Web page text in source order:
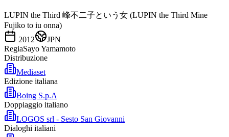
LUPIN the Third 峰不二子という女 (LUPIN the Third Mine
Fujiko to iu onna)
2012
JPN
RegiaSayo Yamamoto
Distribuzione
Mediaset
Edizione italiana
Boing S.p.A
Doppiaggio italiano
LOGOS srl - Sesto San Giovanni
Dialoghi italiani